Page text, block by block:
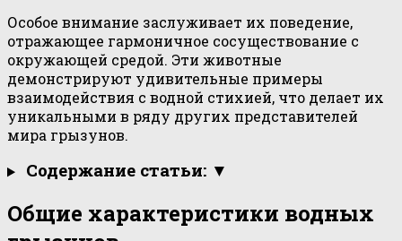
Особое внимание заслуживает их поведение,
отражающее гармоничное сосуществование с
окружающей средой. Эти животные
демонстрируют удивительные примеры
взаимодействия с водной стихией, что делает их
уникальными в ряду других представителей
мира грызунов.
Содержание статьи: ▼
Общие характеристики водных